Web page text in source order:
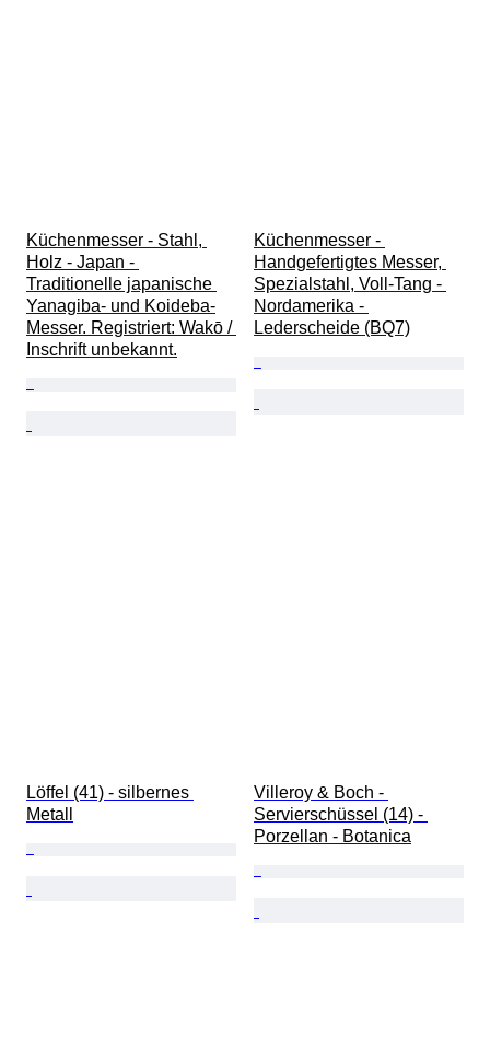
Küchenmesser - Stahl,
Holz - Japan -
Traditionelle japanische
Yanagiba- und Koideba-
Messer. Registriert: Wakō /
Inschrift unbekannt.
Küchenmesser -
Handgefertigtes Messer,
Spezialstahl, Voll-Tang -
Nordamerika -
Lederscheide (BQ7)
Löffel (41) - silbernes
Metall
Villeroy & Boch -
Servierschüssel (14) -
Porzellan - Botanica